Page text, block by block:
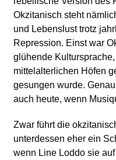
Okzitanisch steht
und Lebenslust trotz
Repression. Einst war
glühende
mittelalterlichen Höfen
gesungen wurde.
auch heute, wenn
Zwar führt die
unterdessen eher ein
wenn Line Loddo sie